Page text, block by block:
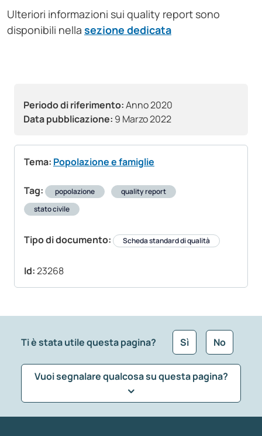
Periodo di riferimento:Anno 2020
Data pubblicazione: 9 Marzo 2022
Tema: Popolazione e famiglie
Tag: popolazione
quality report
stato civile
Tipo di documento: Scheda standard di qualità
Id:23268
Ulteriori informazioni sui quality report sono
disponibili nella sezione dedicata
Ti è stata utile questa pagina? Sì No
Vuoi segnalare qualcosa su questa pagina?